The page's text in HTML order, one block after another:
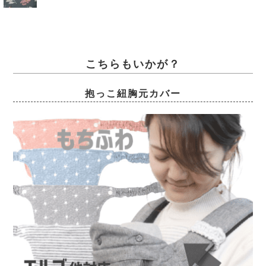
こちらもいかが？
抱っこ紐胸元カバー